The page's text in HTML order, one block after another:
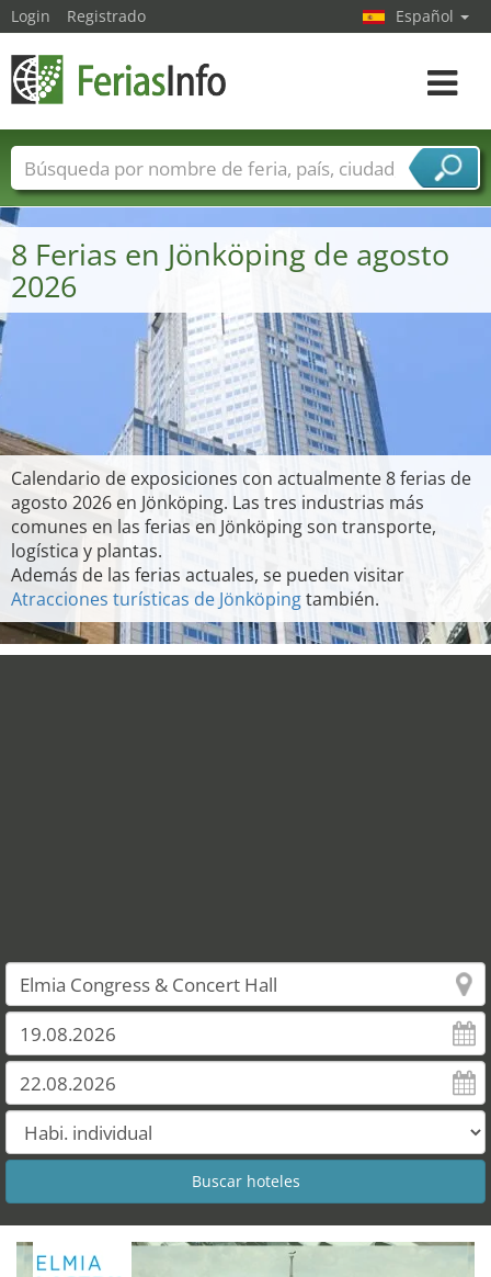
8 Ferias en Jönköping de agosto
2026
Calendario de exposiciones con actualmente 8 ferias de
agosto 2026 en Jönköping. Las tres industrias más
comunes en las ferias en Jönköping son transporte,
logística y plantas.
Además de las ferias actuales, se pueden visitar
Atracciones turísticas de Jönköpingtambién.
Login Registrado Español
toggle
Nombres de ferias Países
Ciudades
Sectores de ferias
Sectores de proveedor de servicios